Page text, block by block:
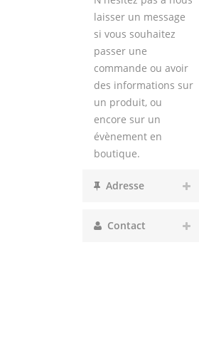
laisser un message
si vous souhaitez
passer une
commande ou avoir
des informations sur
un produit, ou
encore sur un
évènement en
boutique.
Adresse
Contact